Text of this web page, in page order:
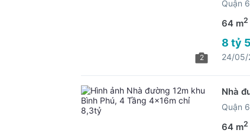
2
Quận
64 m2
8 tỷ
24/05/
Nhà
Quận
64 m2